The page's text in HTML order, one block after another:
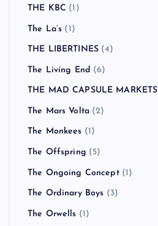
THE KBC (1)
The La’s (1)
THE LIBERTINES (4)
The Living End (6)
THE MAD CAPSULE MARKETS
The Mars Volta (2)
The Monkees (1)
The Offspring (5)
The Ongoing Concept(1)
The Ordinary Boys (3)
The Orwells (1)